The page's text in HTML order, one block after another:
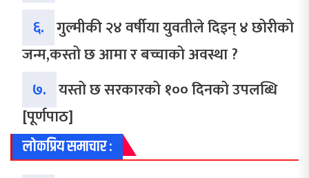
६. गुल्मीकी २४ वर्षीया युवतीले दिइन् ४ छोरीको
जन्म,कस्तो छ आमा र बच्चाको अवस्था ?
७. यस्तो छ सरकारको १०० दिनको उपलब्धि
[पूर्णपाठ]
लोकप्रिय समाचार :